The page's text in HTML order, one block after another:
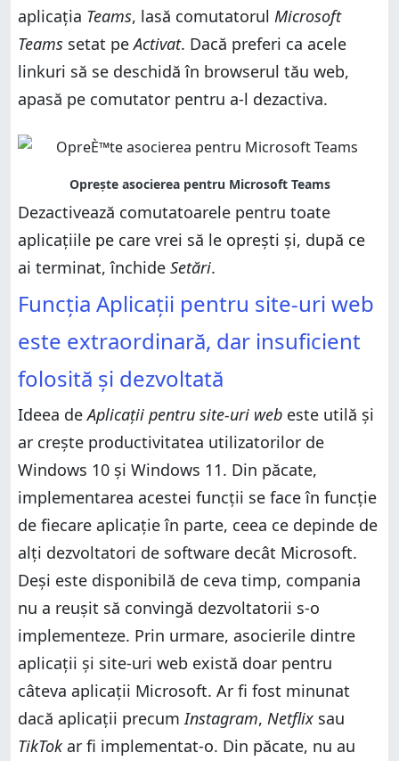
aplicația Teams, lasă comutatorul Microsoft
Teams setat peActivat. Dacă preferi ca acele
linkuri să se deschidă în browserul tău web,
apasă pe comutator pentru a-l dezactiva.
Dezactivează comutatoarele pentru toate
aplicațiile pe care vrei să le oprești și, după ce
ai terminat, închide Setări.
Funcția Aplicații pentru site-uri web
este extraordinară, dar insuficient
folosită și dezvoltată
Ideea deAplicații pentru site-uri web este utilă și
ar crește productivitatea utilizatorilor de
Windows 10 și Windows 11. Din păcate,
implementarea acestei funcții se face în funcție
de fiecare aplicație în parte, ceea ce depinde de
alți dezvoltatori de software decât Microsoft.
Deși este disponibilă de ceva timp, compania
nu a reușit să convingă dezvoltatorii s-o
implementeze. Prin urmare, asocierile dintre
aplicații și site-uri web există doar pentru
câteva aplicații Microsoft. Ar fi fost minunat
dacă aplicații precum Instagram, Netflix sau
TikTokar fi implementat-o. Din păcate, nu au